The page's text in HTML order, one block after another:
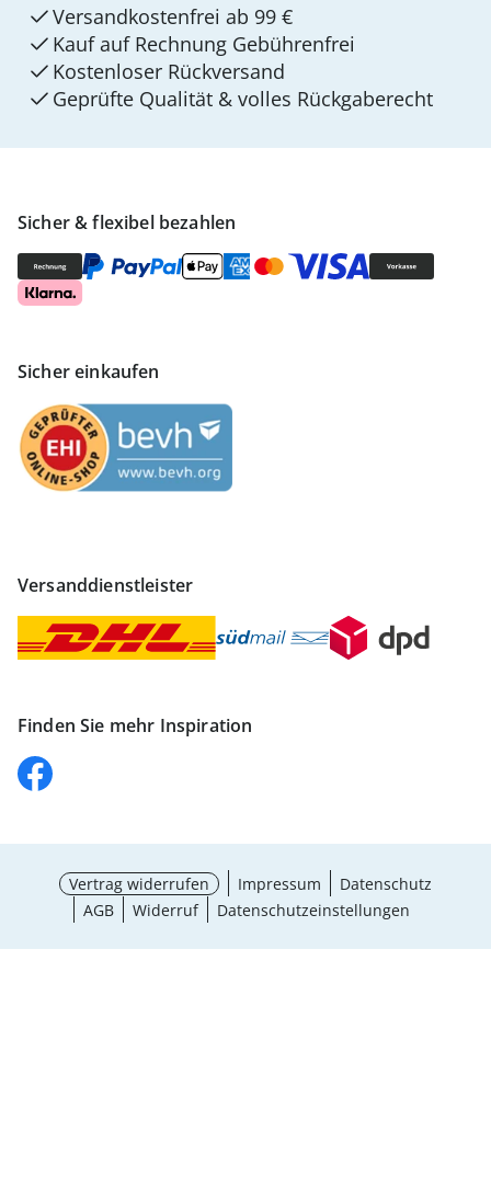
Sicher & flexibel bezahlen
Sicher einkaufen
Versanddienstleister
Finden Sie mehr Inspiration
Versandkostenfrei ab 99 €
Kauf auf Rechnung Gebührenfrei
Kostenloser Rückversand
Geprüfte Qualität & volles Rückgaberecht
Vertrag widerrufen Impressum
Datenschutz
AGB
Widerruf Datenschutzeinstellungen